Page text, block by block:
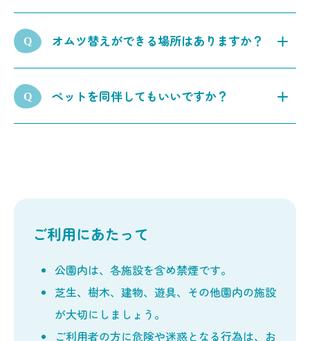
する場合がございます。
オムツ替えができる場所はありますか？
室内にそれぞれございます。
ペットを同伴してもいいですか？
※ グランピング施設内へのペットの入室はお断
ご利用にあたって
公園内は、各施設を含め禁煙です。
芝生、樹木、建物、遊具、その他園内の施設
が大切にしましょう。
ご利用者の方に危険や迷惑となる行為は、お